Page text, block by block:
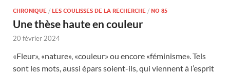
CHRONIQUE / LES COULISSES DE LA RECHERCHE / NO 85
Une thèse haute en couleur
20 février 2024
«Fleur», «nature», «couleur» ou encore «féminisme». Tels
sont les mots, aussi épars soient-ils, qui viennent à l’esprit